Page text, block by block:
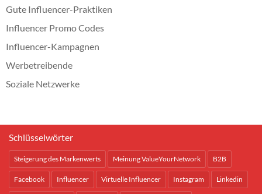
Gute Influencer-Praktiken
Influencer Promo Codes
Influencer-Kampagnen
Werbetreibende
Soziale Netzwerke
Schlüsselwörter
Steigerung des Markenwerts Meinung ValueYourNetwork B2B
Facebook Influencer Virtuelle Influencer Instagram Linkedin